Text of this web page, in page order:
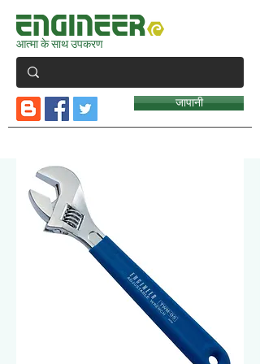
आत्मा के साथ उपकरण
जापानी